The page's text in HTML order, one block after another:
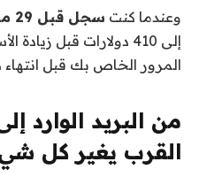
وعندما كنت سجل قبل 29 مايو
إلى 410 دولارات قبل
المرور الخاص بك قبل
من البريد الوارد
القرب يغير كل